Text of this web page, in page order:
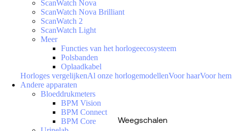
Weegschalen
ScanWatch Nova
ScanWatch Nova Brilliant
ScanWatch 2
ScanWatch Light
Meer
Functies van het horlogeecosysteem
Polsbanden
Oplaadkabel
Horloges vergelijkenAl onze horlogemodellenVoor haarVoor hem
Andere apparaten
Bloeddrukmeters
BPM Vision
BPM Connect
BPM Core